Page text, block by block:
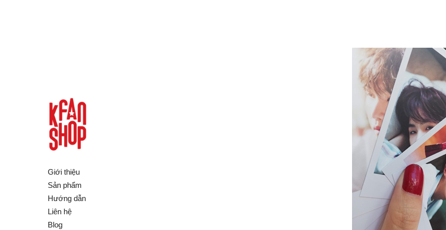
Giới thiệu
Sản phẩm
Hướng dẫn
Liên hệ
Blog